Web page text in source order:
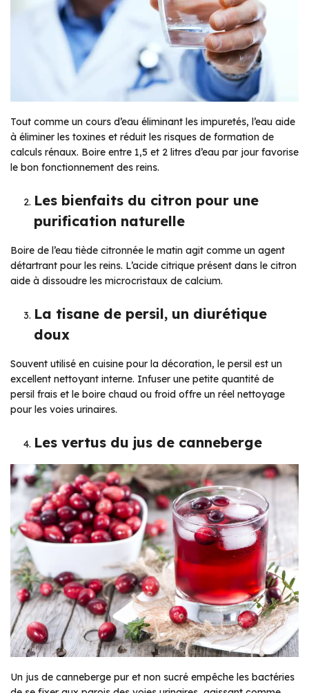
Tout comme un cours d’eau éliminant les impuretés, l’eau aide
à éliminer les toxines et réduit les risques de formation de
calculs rénaux. Boire entre 1,5 et 2 litres d’eau par jour favorise
le bon fonctionnement des reins.
Les bienfaits du citron pour une
purification naturelle
Boire de l’eau tiède citronnée le matin agit comme un agent
détartrant pour les reins. L’acide citrique présent dans le citron
aide à dissoudre les microcristaux de calcium.
La tisane de persil, un diurétique
doux
Souvent utilisé en cuisine pour la décoration, le persil est un
excellent nettoyant interne. Infuser une petite quantité de
persil frais et le boire chaud ou froid offre un réel nettoyage
pour les voies urinaires.
Les vertus du jus de canneberge
Un jus de canneberge pur et non sucré empêche les bactéries